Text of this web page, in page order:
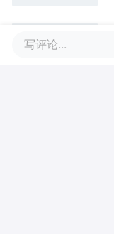
写评论...